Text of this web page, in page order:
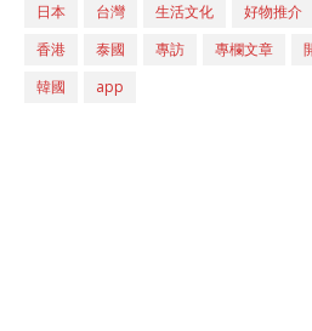
日本 台灣 生活文化 好物推介
香港
泰國 專訪 專欄文章
韓國
app